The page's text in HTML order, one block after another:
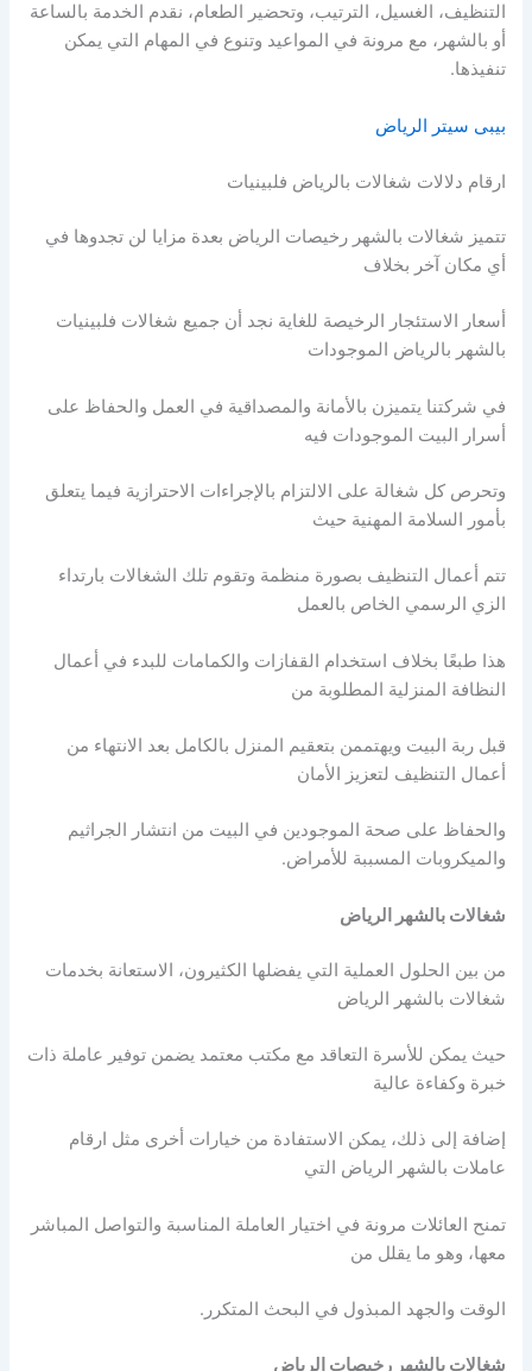
التنظيف، الغسيل، الترتيب، وتحضير الطعام، نقدم الخدمة بالساعة
أو بالشهر، مع مرونة في المواعيد وتنوع في المهام التي يمكن
تنفيذها.
بيبى سيتر الرياض
ارقام دلالات شغالات بالرياض فلبينيات
تتميز شغالات بالشهر رخيصات الرياض بعدة مزايا لن تجدوها في
أي مكان آخر بخلاف
أسعار الاستئجار الرخيصة للغاية نجد أن جميع شغالات فلبينيات
بالشهر بالرياض الموجودات
في شركتنا يتميزن بالأمانة والمصداقية في العمل والحفاظ على
أسرار البيت الموجودات فيه
وتحرص كل شغالة على الالتزام بالإجراءات الاحترازية فيما يتعلق
بأمور السلامة المهنية حيث
تتم أعمال التنظيف بصورة منظمة وتقوم تلك الشغالات بارتداء
الزي الرسمي الخاص بالعمل
هذا طبعًا بخلاف استخدام القفازات والكمامات للبدء في أعمال
النظافة المنزلية المطلوبة من
قبل ربة البيت ويهتممن بتعقيم المنزل بالكامل بعد الانتهاء من
أعمال التنظيف لتعزيز الأمان
والحفاظ على صحة الموجودين في البيت من انتشار الجراثيم
والميكروبات المسببة للأمراض.
شغالات بالشهر الرياض
من بين الحلول العملية التي يفضلها الكثيرون، الاستعانة بخدمات
شغالات بالشهر الرياض
حيث يمكن للأسرة التعاقد مع مكتب معتمد يضمن توفير عاملة ذات
خبرة وكفاءة عالية
إضافة إلى ذلك، يمكن الاستفادة من خيارات أخرى مثل ارقام
عاملات بالشهر الرياض التي
تمنح العائلات مرونة في اختيار العاملة المناسبة والتواصل المباشر
معها، وهو ما يقلل من
الوقت والجهد المبذول في البحث المتكرر.
شغالات بالشهر رخيصات الرياض